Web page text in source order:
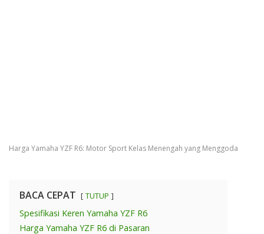
Harga Yamaha YZF R6: Motor Sport Kelas Menengah yang Menggoda
BACA CEPAT TUTUP
Spesifikasi Keren Yamaha YZF R6
Harga Yamaha YZF R6 di Pasaran